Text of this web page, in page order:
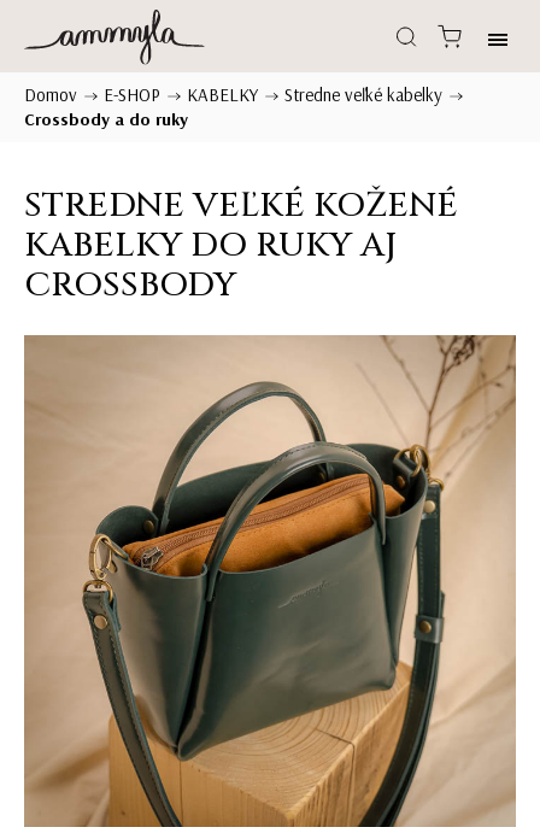
Domov / E-SHOP / KABELKY / Stredne veľké kabelky /
Crossbody a do ruky
STREDNE VEĽKÉ KOŽENÉ
KABELKY DO RUKY AJ
CROSSBODY